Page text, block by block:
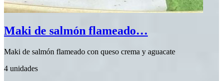
Maki de salmón flameado…
Maki de salmón flameado con queso crema y aguacate
4 unidades